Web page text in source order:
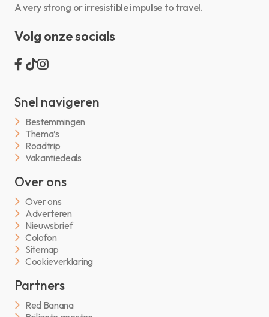
A very strong or irresistible impulse to travel.
Volg onze socials
Snel navigeren
Bestemmingen
Thema’s
Roadtrip
Vakantiedeals
Over ons
Over ons
Adverteren
Nieuwsbrief
Colofon
Sitemap
Cookieverklaring
Partners
Red Banana